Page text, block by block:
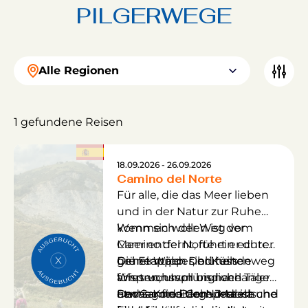
PILGERWEGE
Alle Regionen
1 gefundene Reisen
18.09.2026 - 26.09.2026
Camino del Norte
Für alle, die das Meer lieben
und in der Natur zur Ruhe
kommen wollen ist der
Camino del Norte ein echter
Geheimtipp. Der Küstenweg
führt von Irun bis nach
Santiago de Compostela und
Wenn sich der Weg vom
Meer entfernt, führt er durch
grüne Wälder, blühende
Wiesen, ursprüngliche Täler
und sanfte Berge. Malerische
Die Etappen sind teils
anspruchsvoll und verlangen
etwas Kondition . Jedoch
Der Camino del Norte ist